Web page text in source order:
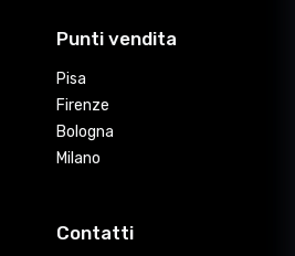
Punti vendita
Pisa
Firenze
Bologna
Milano
Contatti